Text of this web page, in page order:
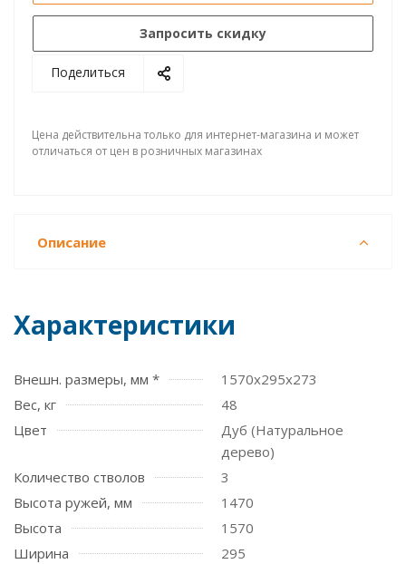
Запросить скидку
Поделиться
Цена действительна только для интернет-магазина и может
отличаться от цен в розничных магазинах
Описание
Характеристики
Внешн. размеры, мм *
1570х295х273
Вес, кг
48
Цвет
Дуб (Натуральное
дерево)
Количество стволов
3
Высота ружей, мм
1470
Высота
1570
Ширина
295